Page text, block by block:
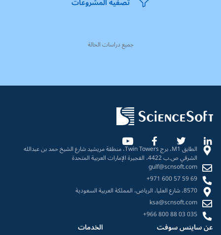
جميع دراسات الحالة
الطابق M1، برج Twin Towers، منطقة مريشيد شارع الشيخ حمد بن عبدالله
الشرقي ص.ب 4422، الفجيرة الإمارات العربية المتحدة
gulf@scnsoft.com
+971 600 57 59 69
8570، شارع العليا، الرياض، المملكة العربية السعودية
ksa@scnsoft.com
+966 800 88 03 035
عن ساينس سوفت الخدمات